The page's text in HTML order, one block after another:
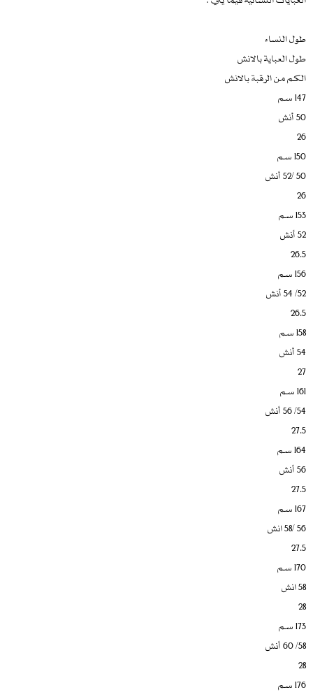
طول النساء
طول العباية بالانش
الكم من الرقبة بالانش
147 سم
50 أنش
26
150 سم
50 /52 أنش
26
153 سم
52 أنش
26.5
156 سم
52/ 54 أنش
26.5
158 سم
54 أنش
27
161 سم
54/ 56 أنش
27.5
164 سم
56 أنش
27.5
167 سم
56 /58 انش
27.5
170 سم
58 انش
28
173 سم
58/ 60 أنش
28
176 سم